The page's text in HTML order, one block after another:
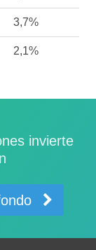
3,7%
2,1%
invierte